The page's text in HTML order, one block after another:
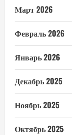
Март 2026
Февраль 2026
Январь 2026
Декабрь 2025
Ноябрь 2025
Октябрь 2025